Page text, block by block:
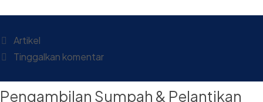
Artikel
Tinggalkan komentar
Pengambilan Sumpah & Pelantikan